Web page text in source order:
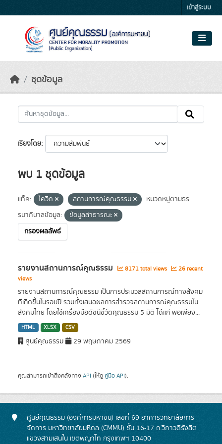
เข้าสู่ระบบ
ชุดข้อมูล
เรียงโดย
พบ 1 ชุดข้อมูล
แท็ค: โควิด สถานการณ์คุณธรรม
หมวดหมู่ตามธร
รมาภิบาลข้อมูล:
ข้อมูลสาธารณะ
กรองผลลัพธ์
รายงานสถานการณ์คุณธรรม 8171 total views
26 recent
views
รายงานสถานการณ์คุณธรรม เป็นการประมวลสถานการณ์ทางสังคม
ที่เกิดขึ้นในรอบปี รวมทั้งเสนอผลการสำรวจสถานการณ์คุณธรรมใน
สังคมไทย โดยใช้เครื่องมือดัชนีชี้วัดคุณธรรม 5 มิติ ได้แก่ พอเพียง...
HTML XLSX CSV
ศูนย์คุณธรรม 29 พฤษภาคม 2569
คุณสามารถเข้าถึงคลังทาง API (ให้ดู คู่มือ API).
ศูนย์คุณธรรม (องค์การมหาชน) เลขที่ 69 อาคารวิทยาลัยการ
จัดการ มหาวิทยาลัยมหิดล (CMMU) ชั้น 16-17 ถ.วิภาวดีรังสิต
แขวงสามเสนใน เขตพญาไท กรุงเทพฯ 10400